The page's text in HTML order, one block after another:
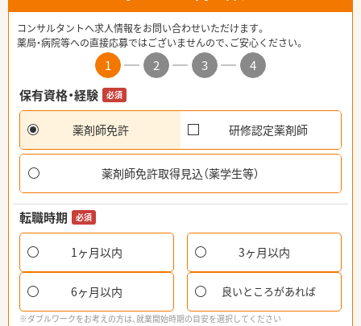
コンサルタントへ求人情報をお問い合わせいただけます。
薬局・病院等への直接応募ではございませんので、ご安心ください。
1 2 3
4
保有資格・経験
必須
薬剤師免許 研修認定薬剤師
薬剤師免許取得見込（薬学生等）
転職時期 必須
1ヶ月以内 3ヶ月以内
6ヶ月以内 良いところがあれば
※ダブルワークをお考えの方は、就業開始時期の目安を選択してください